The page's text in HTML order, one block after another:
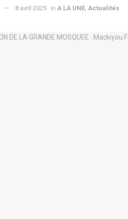
8 avril 2025 in A LA UNE Actualités